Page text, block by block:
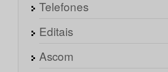
Telefones
Editais
Ascom